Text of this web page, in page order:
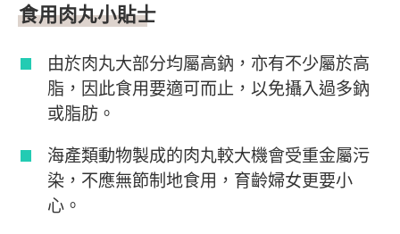
食用肉丸小貼士
由於肉丸大部分均屬高鈉，亦有不少屬於高
脂，因此食用要適可而止，以免攝入過多鈉
或脂肪。
海產類動物製成的肉丸較大機會受重金屬污
染，不應無節制地食用，育齡婦女更要小
心。